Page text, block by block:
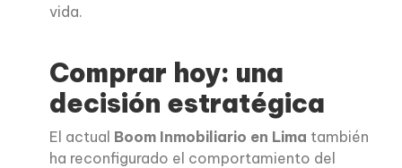
vida.
Comprar hoy: una
decisión estratégica
El actual Boom Inmobiliario en Lima también
ha reconfigurado el comportamiento del